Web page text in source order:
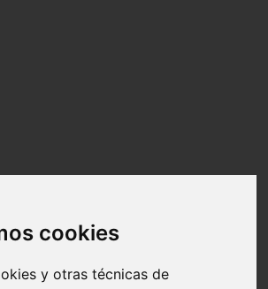
cookies
y otras técnicas de